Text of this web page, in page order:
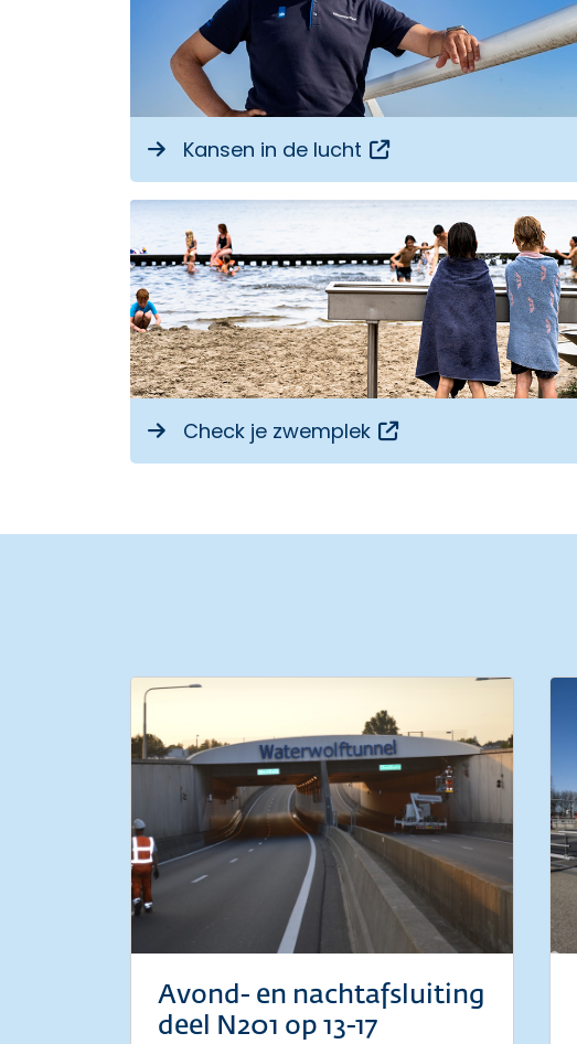
Kansen in de lucht
Check je zwemplek
Avond- en nachtafsluiting
deel N201 op 13-17